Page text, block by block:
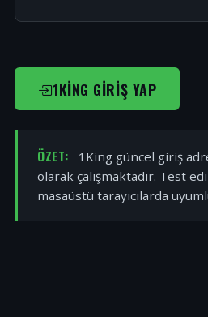
1KING GIRIŞ YAP
ÖZET:
1King güncel giriş
olarak çalışmaktadır. Test
masaüstü tarayıcılarda